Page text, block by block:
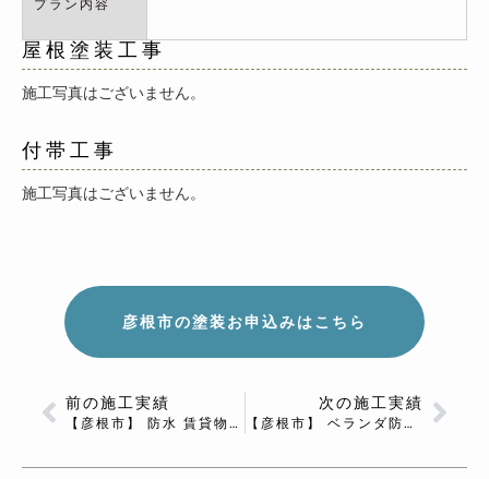
プラン内容
屋根塗装工事
施工写真はございません。
付帯工事
施工写真はございません。
彦根市の塗装お申込みはこちら
前の施工実績
【彦根市】 防水 賃貸物件 テナントビル
次の施工実績
【彦根市】 ベランダ防水 Ｎ様邸